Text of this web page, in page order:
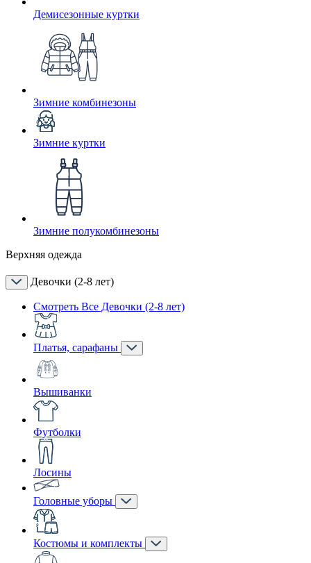
Демисезонные куртки
Зимние комбинезоны
Зимние куртки
Зимние полукомбинезоны
Верхняя одежда
Девочки (2-8 лет)
Смотреть Все Девочки (2-8 лет)
Платья, сарафаны
Вышиванки
Футболки
Лосины
Головные уборы
Костюмы и комплекты